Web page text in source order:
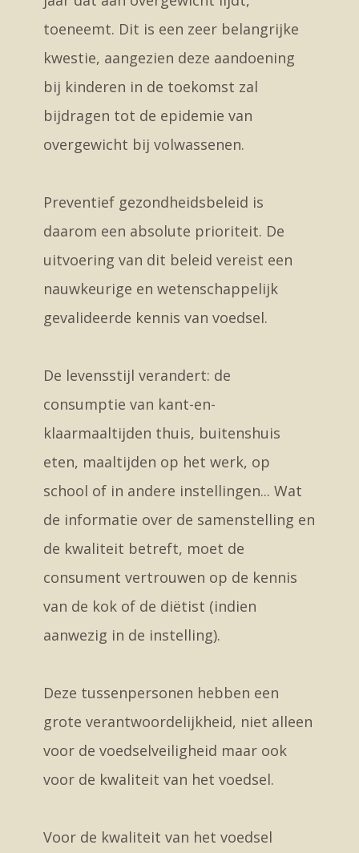
toeneemt. Dit is een zeer belangrijke
kwestie, aangezien deze aandoening
bij kinderen in de toekomst zal
bijdragen tot de epidemie van
overgewicht bij volwassenen.
Preventief gezondheidsbeleid is
daarom een absolute prioriteit. De
uitvoering van dit beleid vereist een
nauwkeurige en wetenschappelijk
gevalideerde kennis van voedsel.
De levensstijl verandert: de
consumptie van kant-en-
klaarmaaltijden thuis, buitenshuis
eten, maaltijden op het werk, op
school of in andere instellingen... Wat
de informatie over de samenstelling en
de kwaliteit betreft, moet de
consument vertrouwen op de kennis
van de kok of de diëtist (indien
aanwezig in de instelling).
Deze tussenpersonen hebben een
grote verantwoordelijkheid, niet alleen
voor de voedselveiligheid maar ook
voor de kwaliteit van het voedsel.
Voor de kwaliteit van het voedsel